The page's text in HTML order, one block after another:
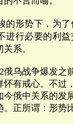
的形势下，为
进行必要的利
系。
俄乌战争爆发之
有戒心。不过
今俄中关系的发
正所谓：形势